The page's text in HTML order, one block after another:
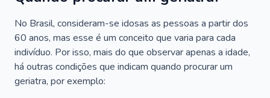
No Brasil, consideram-se idosas as pessoas a partir dos
60 anos, mas esse é um conceito que varia para cada
indivíduo. Por isso, mais do que observar apenas a idade,
há outras condições que indicam quando procurar um
geriatra, por exemplo: